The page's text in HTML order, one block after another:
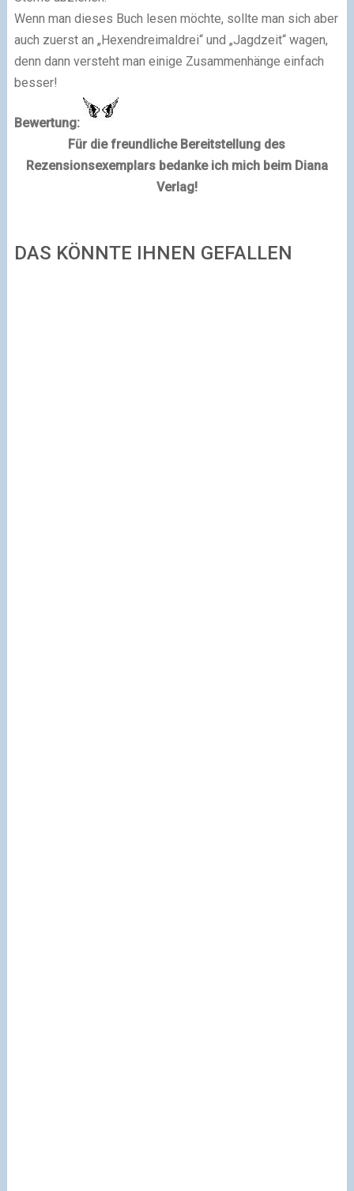
Wenn man dieses Buch lesen möchte, sollte man sich aber
auch zuerst an „Hexendreimaldrei“ und „Jagdzeit“ wagen,
denn dann versteht man einige Zusammenhänge einfach
besser!
Bewertung:
Für die freundliche Bereitstellung des
Rezensionsexemplars bedanke ich mich beim Diana
Verlag!
DAS KÖNNTE IHNEN GEFALLEN